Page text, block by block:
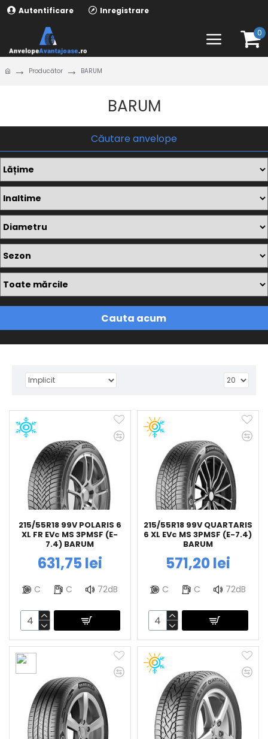
Autentificare Inregistrare
0
Producător BARUM
BARUM
Căutare anvelope
Cauta acum
215/55R18 99V POLARIS 6
XL FR EVc MS 3PMSF (E-
7.4) BARUM
631,75 lei
C C 72dB
215/55R18 99V QUARTARIS
6 XL EVc MS 3PMSF (E-7.4)
BARUM
571,20 lei
C C 72dB